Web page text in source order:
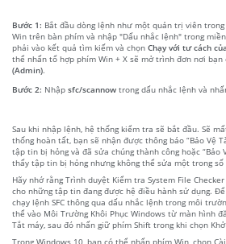
Bước 1: Bắt đầu dòng lệnh như một quản trị viên
Win trên bàn phím và nhập "Dấu nhắc lệnh" trong
phải vào kết quả tìm kiếm và chọn Chạy với tư cách
thể nhấn tổ hợp phím Win + X sẽ mở trình đơn nơi
(Admin).
Bước 2: Nhập sfc/scannow trong dấu nhắc lệnh và
Sau khi nhập lệnh, hệ thống kiểm tra sẽ bắt đầu. Sẽ
thống hoàn tất, bạn sẽ nhận được thông báo “Bảo Vệ
tập tin bị hỏng và đã sửa chúng thành công hoặc “Bảo
thấy tập tin bị hỏng nhưng không thể sửa một trong số
Hãy nhớ rằng Trình duyệt Kiểm tra System File
cho những tập tin đang được hệ điều hành sử dụng.
chạy lệnh SFC thông qua dấu nhắc lệnh trong môi
thể vào Môi Trường Khôi Phục Windows từ màn hình
Tắt máy, sau đó nhấn giữ phím Shift trong khi chọn
Trong Windows 10, bạn có thể nhấn phím Win, chọn